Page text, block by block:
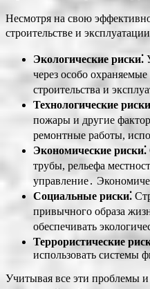
Несмотря на свою
строительстве и
Экологические риски⁚
через особо
строительства и
Технологические
пожары и другие
ремонтные работы,
Экономические риски⁚
трубы, рельефа
управление․
Социальные риски⁚
привычного образа
обеспечивать
Террористические
использовать системы
Учитывая все эти проблемы